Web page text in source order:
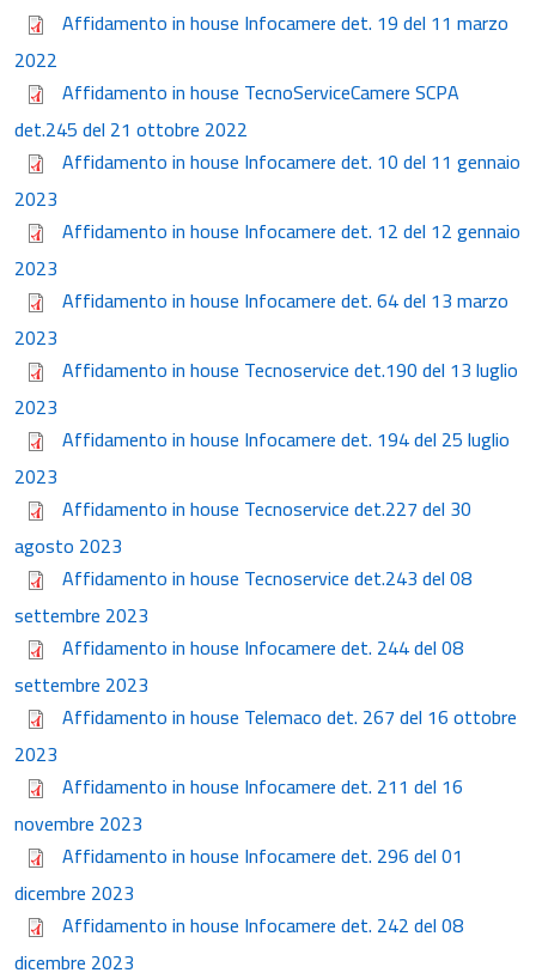
Affidamento in house Infocamere det. 19 del 11 marzo
2022
Affidamento in house TecnoServiceCamere SCPA
det.245 del 21 ottobre 2022
Affidamento in house Infocamere det. 10 del 11 gennaio
2023
Affidamento in house Infocamere det. 12 del 12 gennaio
2023
Affidamento in house Infocamere det. 64 del 13 marzo
2023
Affidamento in house Tecnoservice det.190 del 13 luglio
2023
Affidamento in house Infocamere det. 194 del 25 luglio
2023
Affidamento in house Tecnoservice det.227 del 30
agosto 2023
Affidamento in house Tecnoservice det.243 del 08
settembre 2023
Affidamento in house Infocamere det. 244 del 08
settembre 2023
Affidamento in house Telemaco det. 267 del 16 ottobre
2023
Affidamento in house Infocamere det. 211 del 16
novembre 2023
Affidamento in house Infocamere det. 296 del 01
dicembre 2023
Affidamento in house Infocamere det. 242 del 08
dicembre 2023